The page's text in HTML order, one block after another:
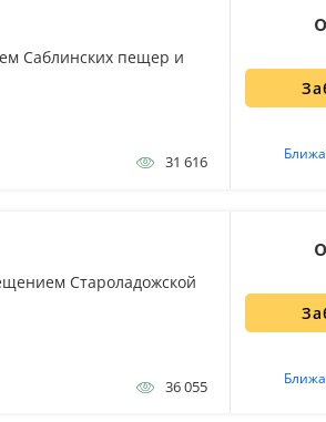
Саблинских пещер и
31 616
Староладожской
36 055